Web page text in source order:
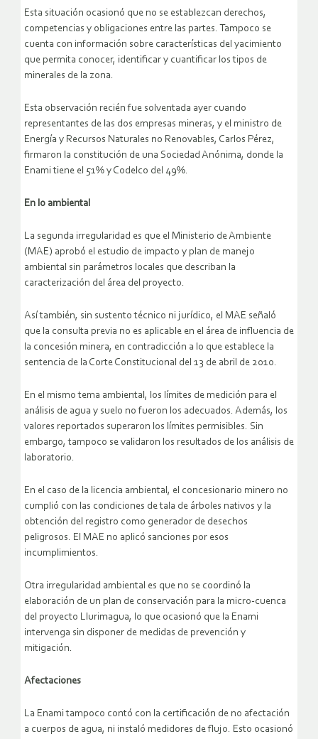
Esta situación ocasionó que no se establezcan derechos,
competencias y obligaciones entre las partes. Tampoco se
cuenta con información sobre características del yacimiento
que permita conocer, identificar y cuantificar los tipos de
minerales de la zona.
Esta observación recién fue solventada ayer cuando
representantes de las dos empresas mineras, y el ministro de
Energía y Recursos Naturales no Renovables, Carlos Pérez,
firmaron la constitución de una Sociedad Anónima, donde la
Enami tiene el 51% y Codelco del 49%.
En lo ambiental
La segunda irregularidad es que el Ministerio de Ambiente
(MAE) aprobó el estudio de impacto y plan de manejo
ambiental sin parámetros locales que describan la
caracterización del área del proyecto.
Así también, sin sustento técnico ni jurídico, el MAE señaló
que la consulta previa no es aplicable en el área de influencia de
la concesión minera, en contradicción a lo que establece la
sentencia de la Corte Constitucional del 13 de abril de 2010.
En el mismo tema ambiental, los límites de medición para el
análisis de agua y suelo no fueron los adecuados. Además, los
valores reportados superaron los límites permisibles. Sin
embargo, tampoco se validaron los resultados de los análisis de
laboratorio.
En el caso de la licencia ambiental, el concesionario minero no
cumplió con las condiciones de tala de árboles nativos y la
obtención del registro como generador de desechos
peligrosos. El MAE no aplicó sanciones por esos
incumplimientos.
Otra irregularidad ambiental es que no se coordinó la
elaboración de un plan de conservación para la micro-cuenca
del proyecto Llurimagua, lo que ocasionó que la Enami
intervenga sin disponer de medidas de prevención y
mitigación.
Afectaciones
La Enami tampoco contó con la certificación de no afectación
a cuerpos de agua, ni instaló medidores de flujo. Esto ocasionó